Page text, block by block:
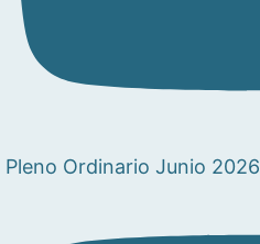
Pleno Ordinario Junio 2026